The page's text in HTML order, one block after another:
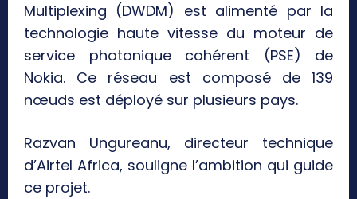
Multiplexing (DWDM) est alimenté par la
technologie haute vitesse du moteur de
service photonique cohérent (PSE) de
Nokia. Ce réseau est composé de 139
nœuds est déployé sur plusieurs pays.
Razvan Ungureanu, directeur technique
d’Airtel Africa, souligne l’ambition qui guide
ce projet.